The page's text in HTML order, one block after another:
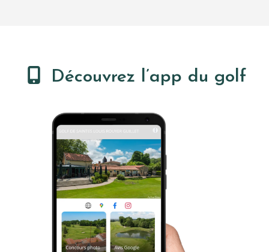
Découvrez l’app du golf